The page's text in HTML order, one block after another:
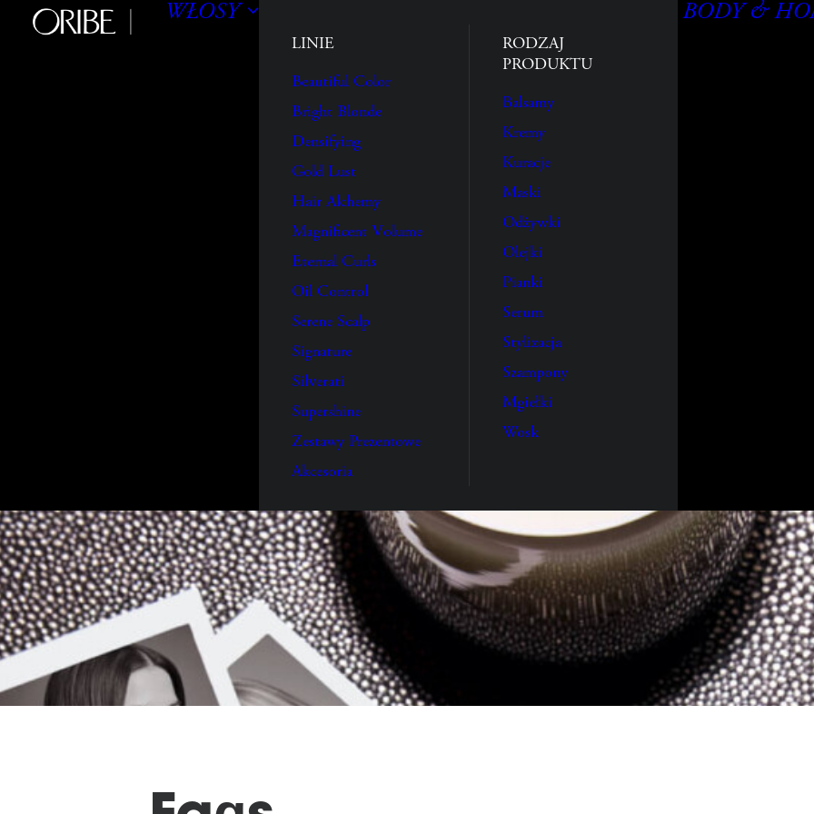
WŁOSY
LINIE
Beautiful Color
Bright Blonde
Densifying
Gold Lust
Hair Alchemy
Magnificent Volume
Eternal Curls
Oil Control
Serene Scalp
Signature
Silverati
Supershine
Zestawy Prezentowe
Akcesoria
RODZAJ
PRODUKTU
Balsamy
Kremy
Kuracje
Maski
Odżywki
Olejki
Pianki
Serum
Stylizacja
Szampony
Mgiełki
Wosk
BODY &